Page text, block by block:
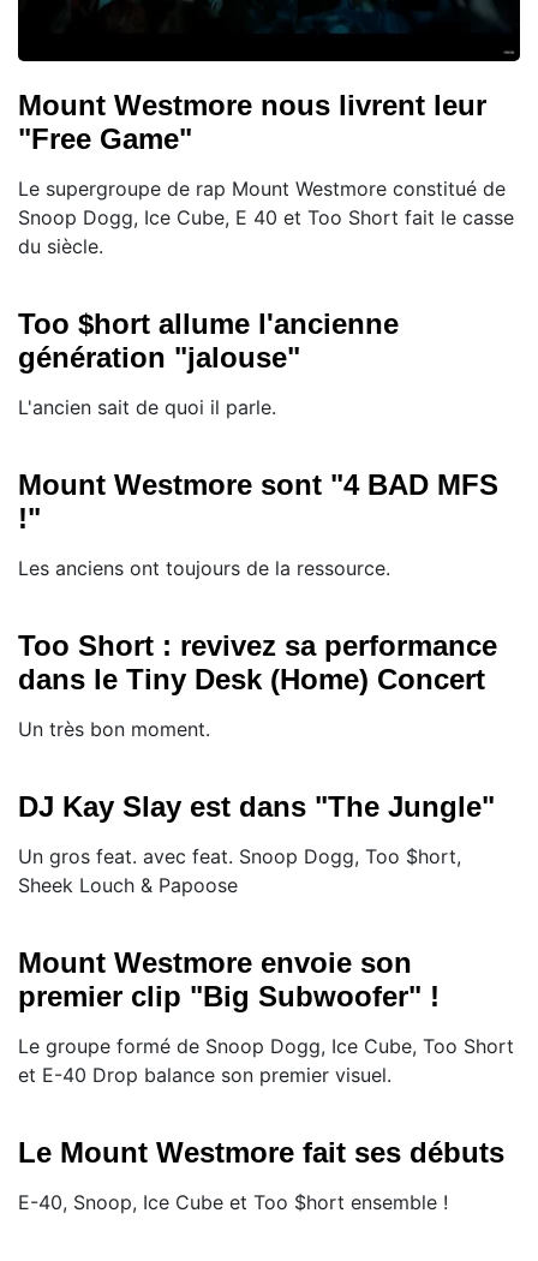
Mount Westmore nous livrent leur
"Free Game"
Le supergroupe de rap Mount Westmore constitué de
Snoop Dogg, Ice Cube, E 40 et Too Short fait le casse
du siècle.
Too $hort allume l'ancienne
génération "jalouse"
L'ancien sait de quoi il parle.
Mount Westmore sont "4 BAD MFS
!"
Les anciens ont toujours de la ressource.
Too Short : revivez sa performance
dans le Tiny Desk (Home) Concert
Un très bon moment.
DJ Kay Slay est dans "The Jungle"
Un gros feat. avec feat. Snoop Dogg, Too $hort,
Sheek Louch & Papoose
Mount Westmore envoie son
premier clip "Big Subwoofer" !
Le groupe formé de Snoop Dogg, Ice Cube, Too Short
et E-40 Drop balance son premier visuel.
Le Mount Westmore fait ses débuts
E-40, Snoop, Ice Cube et Too $hort ensemble !